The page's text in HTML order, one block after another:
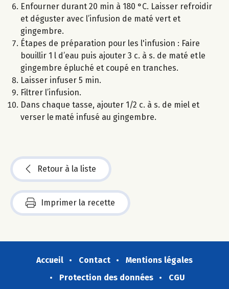
Enfourner durant 20 min à 180 °C. Laisser refroidir
et déguster avec l’infusion de maté vert et
gingembre.
Étapes de préparation pour les l'infusion : Faire
bouillir 1 l d’eau puis ajouter 3 c. à s. de maté et le
gingembre épluché et coupé en tranches.
Laisser infuser 5 min.
Filtrer l’infusion.
Dans chaque tasse, ajouter 1/2 c. à s. de miel et
verser le maté infusé au gingembre.
Retour à la liste
Imprimer la recette
Accueil Contact
Mentions légales
Protection des données
CGU